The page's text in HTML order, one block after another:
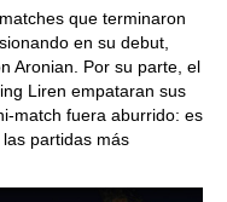
que terminaron
en su debut,
Aronian. Por su parte, el
Liren empataran sus
match fuera aburrido: es
partidas más